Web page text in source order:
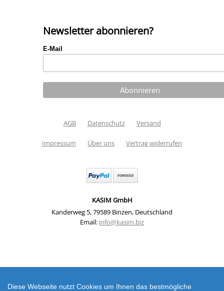
Newsletter abonnieren?
E-Mail
AGB Datenschutz Versand
Impressum Über uns Vertrag widerrufen
KASIM GmbH
Kanderweg 5,79589 Binzen, Deutschland
Email: info@kasim.biz
Diese Webseite nutzt Cookies um Ihnen das bestmögliche